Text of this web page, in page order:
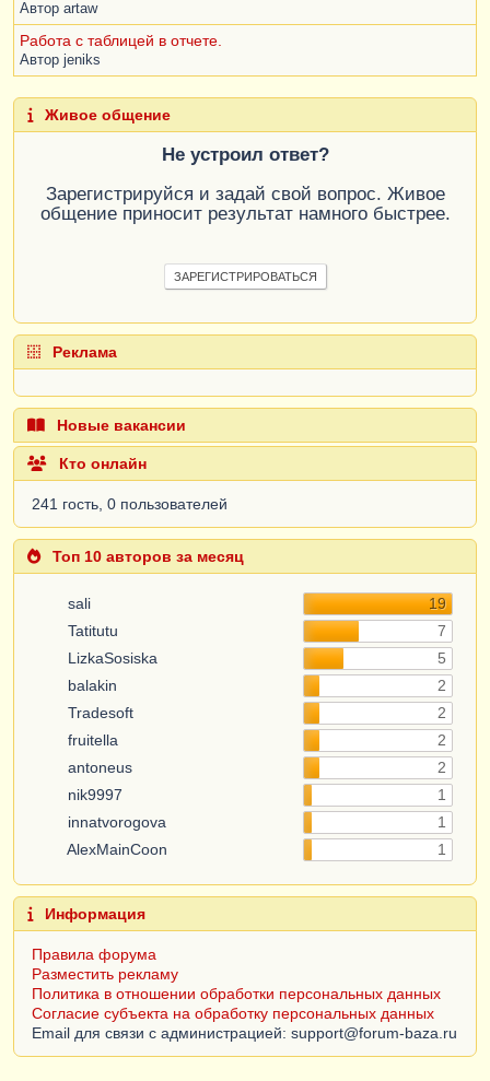
Автор artaw
Работа с таблицей в отчете.
Автор jeniks
Живое общение
Не устроил ответ?
Зарегистрируйся и задай свой вопрос. Живое
общение приносит результат намного быстрее.
ЗАРЕГИСТРИРОВАТЬСЯ
Реклама
Новые вакансии
Кто онлайн
241 гость, 0 пользователей
Топ 10 авторов за месяц
sali
19
Tatitutu
7
LizkaSosiska
5
balakin
2
Tradesoft
2
fruitella
2
antoneus
2
nik9997
1
innatvorogova
1
AlexMainCoon
1
Информация
Правила форума
Разместить рекламу
Политика в отношении обработки персональных данных
Согласие субъекта на обработку персональных данных
Email для связи с администрацией: